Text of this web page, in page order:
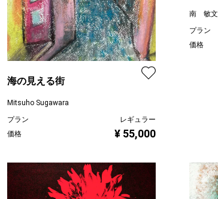
海の見える街
Mitsuho Sugawara
プラン
レギュラー
価格
¥ 55,000
南 敏文
プラン
価格